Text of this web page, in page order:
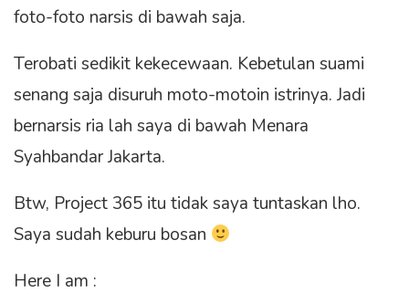
foto-foto narsis di bawah saja.
Terobati sedikit kekecewaan. Kebetulan suami
senang saja disuruh moto-motoin istrinya. Jadi
bernarsis ria lah saya di bawah Menara
Syahbandar Jakarta.
Btw, Project 365 itu tidak saya tuntaskan lho.
Saya sudah keburu bosan
Here I am :